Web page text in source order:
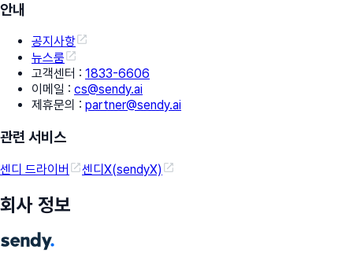
안내
공지사항
뉴스룸
고객센터 : 1833-6606
이메일 : cs@sendy.ai
제휴문의 : partner@sendy.ai
관련 서비스
센디 드라이버 센디X(sendyX)
회사 정보